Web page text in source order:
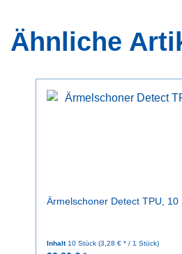
Ähnliche
Ärmelschoner Detect TPU, 10
Inhalt 10 Stück (3,28 € * / 1 Stück)